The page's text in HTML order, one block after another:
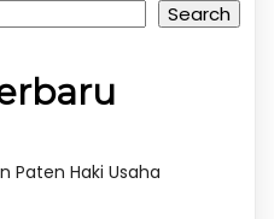
Search
Paten Haki Usaha